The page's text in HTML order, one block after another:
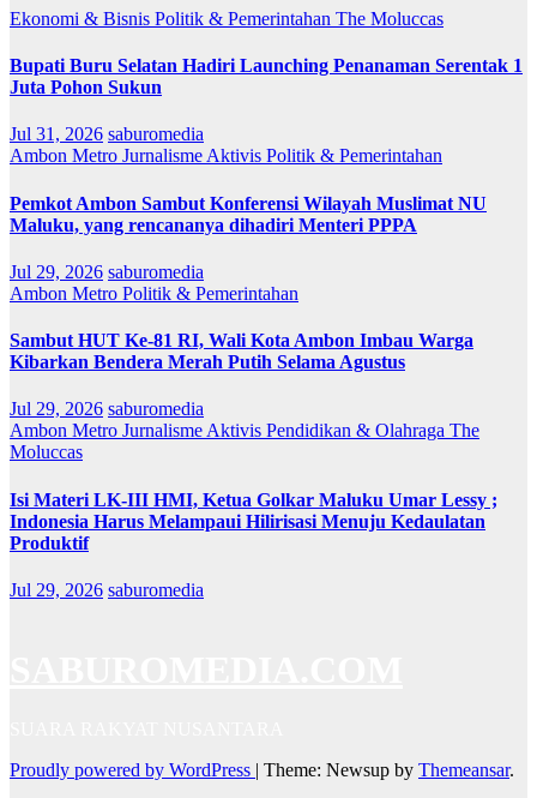
Ekonomi & Bisnis Politik & Pemerintahan The Moluccas
Bupati Buru Selatan Hadiri Launching Penanaman Serentak 1
Juta Pohon Sukun
Jul 31, 2026 saburomedia
Ambon Metro Jurnalisme Aktivis Politik & Pemerintahan
Pemkot Ambon Sambut Konferensi Wilayah Muslimat NU
Maluku, yang rencananya dihadiri Menteri PPPA
Jul 29, 2026 saburomedia
Ambon Metro Politik & Pemerintahan
Sambut HUT Ke-81 RI, Wali Kota Ambon Imbau Warga
Kibarkan Bendera Merah Putih Selama Agustus
Jul 29, 2026 saburomedia
Ambon Metro Jurnalisme Aktivis Pendidikan & Olahraga The
Moluccas
Isi Materi LK-III HMI, Ketua Golkar Maluku Umar Lessy ;
Indonesia Harus Melampaui Hilirisasi Menuju Kedaulatan
Produktif
Jul 29, 2026 saburomedia
Proudly powered by WordPress | Theme: Newsup by Themeansar.